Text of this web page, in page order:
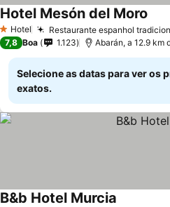
1 Estrelas
Hotel Restaurante espanhol
Hotel Mesón del Moro
7,8 Boa 1.123 Abarán, a 12.9 km
Selecione as datas para ver os
exatos.
B&b Hotel Murcia